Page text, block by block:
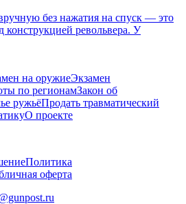
без нажатия на спуск — это
конструкцией револьвера. У
на оружиеЭкзамен
по регионамЗакон об
ружьёПродать травматический
О проекте
Политика
оферта